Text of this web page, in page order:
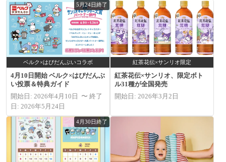
5月24日終了
ベルク×はぴだんぶいコラボ
4月10日開始 ベルク×はぴだんぶ
い投票＆特典ガイド
開始日: 2026年4月10日 〜 終了
日: 2026年5月24日
紅茶花伝×サンリオ限定
紅茶花伝×サンリオ、限定ボト
ル31種が全国発売
開始日: 2026年3月2日
4月30日終了